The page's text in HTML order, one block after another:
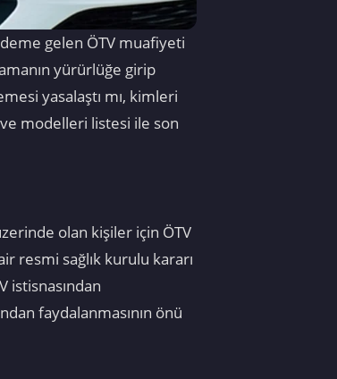
gelen ÖTV muafiyeti
yürürlüğe girip
yasalaştı mı, kimleri
ve modelleri listesi ile son
olan kişiler için ÖTV
resmi sağlık kurulu kararı
istisnasından
faydalanmasının önü